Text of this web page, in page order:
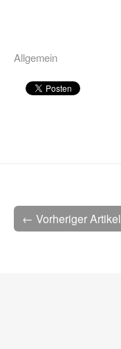
Allgemein
← Vorheriger Artikel